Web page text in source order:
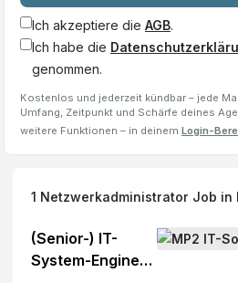
Ich akzeptiere die AGB.
Ich habe die
genommen.
Kostenlos und jederzeit kündbar – jede
Umfang, Zeitpunkt und Schärfe deines
weitere Funktionen – in deinem Login-
1 Netzwerkadministrator Job in
(Senior-) IT-
System-Engineer